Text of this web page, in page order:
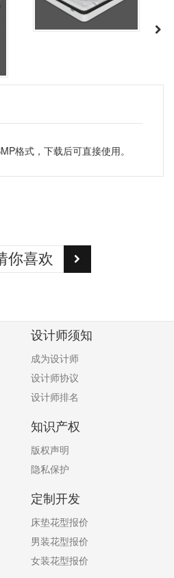
格式，下载后可直接使用。
你喜欢
设计师须知
成为设计师
设计师协议
设计师排名
知识产权
版权声明
隐私保护
定制开发
床垫花型报价
男装花型报价
女装花型报价